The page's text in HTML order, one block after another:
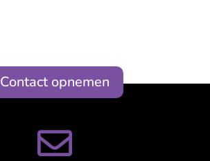
Contact opnemen
